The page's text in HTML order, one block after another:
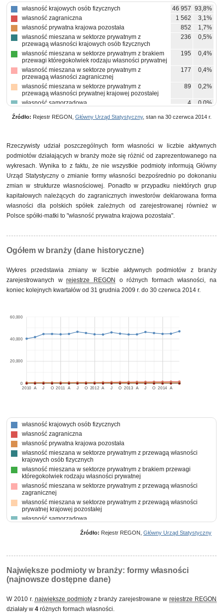
własność krajowych osób fizycznych 46 957 93,8%
własność zagraniczna
1 562
3,1%
własność prywatna krajowa pozostała
852
1,7%
własność mieszana w sektorze prywatnym z
przewagą własności krajowych osób fizycznych
236 0,5%
własność mieszana w sektorze prywatnym z brakiem
przewagi któregokolwiek rodzaju własności prywatnej
195 0,4%
własność mieszana w sektorze prywatnym z
przewagą własności zagranicznej
177 0,4%
własność mieszana w sektorze prywatnym z
przewagą własności prywatnej krajowej pozostałej
89 0,2%
własność samorządowa 4
0,0%
własności sektora prywatnego, w tym z przewagą
własności sektora prywatnego, w tym z przewagą
własności prywatnej krajowej pozostałej
pozostałe 6 0,0%
Źródło: Rejestr REGON, Główny Urząd Statystyczny, stan na 30 czerwca 2014 r.
Rzeczywisty udział poszczególnych form własności w liczbie aktywnych
podmiotów działających w branży może się różnić od zaprezentowanego na
wykresach. Wynika to z faktu, że nie wszystkie podmioty informują Główny
Urząd Statystyczny o zmianie formy własności bezpośrednio po dokonaniu
zmian w strukturze własnościowej. Ponadto w przypadku niektórych grup
kapitałowych należących do zagranicznych inwestorów deklarowana forma
własności dla polskich spółek zależnych od zarejestrowanej również w
Polsce spółki-matki to "własność prywatna krajowa pozostała".
Ogółem w branży (dane historyczne)
Wykres przedstawia zmiany w liczbie aktywnych podmiotów z branży
zarejestrowanych wrejestrze REGON
o różnych formach własności, na
koniec kolejnych kwartałów od 31 grudnia 2009 r. do 30 czerwca 2014 r.
2010 2011 2012 2013 2014
A J O A J O A J O A J O A
0
20,000
40,000
60,000
własność krajowych osób fizycznych
własność zagraniczna
własność prywatna krajowa pozostała
własność mieszana w sektorze prywatnym z przewagą własności
krajowych osób fizycznych
własność mieszana w sektorze prywatnym z brakiem przewagi
któregokolwiek rodzaju własności prywatnej
własność mieszana w sektorze prywatnym z przewagą własności
zagranicznej
własność mieszana w sektorze prywatnym z przewagą własności
prywatnej krajowej pozostałej
własność samorządowa
własność mieszana między sektorami z przewagą własności sektora
prywatnego, w tym z przewagą własności krajowych osób fizycznych
Źródło: Rejestr REGON, Główny Urząd Statystyczny
Największe podmioty w branży: formy własności
(najnowsze dostępne dane)
W 2010 r. największe podmiotyz branży zarejestrowane wrejestrze REGON
działały w 4 różnych formach własności.